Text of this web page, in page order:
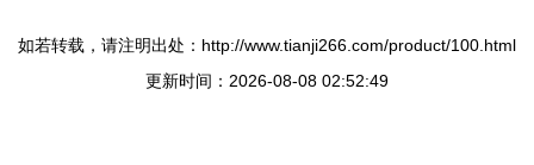
如若转载，请注明出处：http://www.tianji266.com/product/100.html
更新时间：2026-08-08 02:52:49